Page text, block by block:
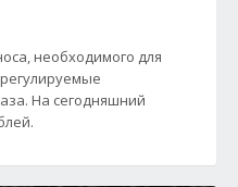
необходимого для
На сегодняшний